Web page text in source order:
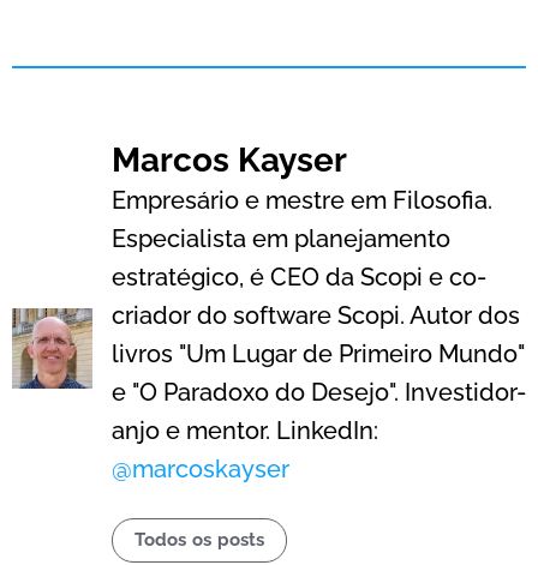
Marcos Kayser
Empresário e mestre em Filosofia.
Especialista em planejamento
estratégico, é CEO da Scopi e co-
criador do software Scopi. Autor dos
livros "Um Lugar de Primeiro Mundo"
e "O Paradoxo do Desejo". Investidor-
anjo e mentor. LinkedIn:
@marcoskayser
Todos os posts